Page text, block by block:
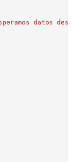
datos
High